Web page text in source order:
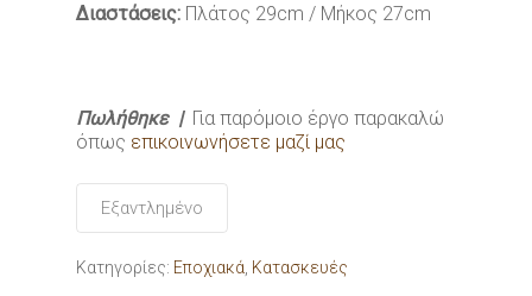
Διαστάσεις: Πλάτος 29cm / Μήκος 27cm
Πωλήθηκε | Για παρόμοιο έργο παρακαλώ
όπως επικοινωνήσετε μαζί μας
Εξαντλημένο
Κατηγορίες: Εποχιακά Κατασκευές